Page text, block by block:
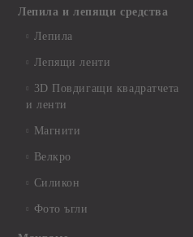
Лепила и лепящи средства
Лепила
Лепящи ленти
3D Повдигащи квадратчета
и ленти
Магнити
Велкро
Силикон
Фото ъгли